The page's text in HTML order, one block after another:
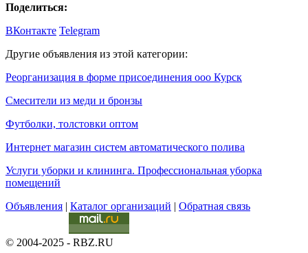
Поделиться:
ВКонтакте Telegram
Другие объявления из этой категории:
Реорганизация в форме присоединения ооо Курск
Смесители из меди и бронзы
Футболки, толстовки оптом
Интернет магазин систем автоматического полива
Услуги уборки и клининга. Профессиональная уборка
помещений
Объявления | Каталог организаций | Обратная связь
© 2004-2025 - RBZ.RU